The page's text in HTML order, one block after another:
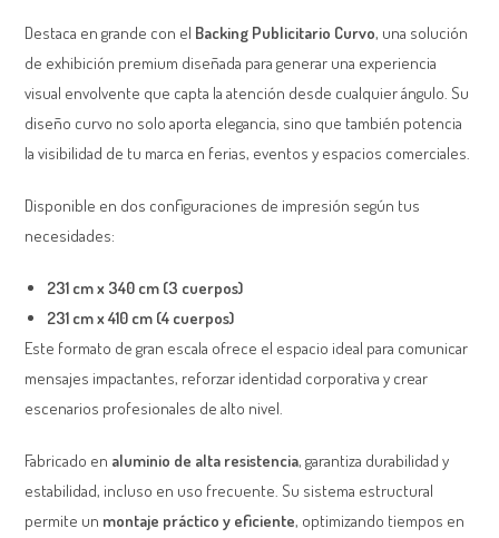
Destaca en grande con el Backing Publicitario Curvo, una solución
de exhibición premium diseñada para generar una experiencia
visual envolvente que capta la atención desde cualquier ángulo. Su
diseño curvo no solo aporta elegancia, sino que también potencia
la visibilidad de tu marca en ferias, eventos y espacios comerciales.
Disponible en dos configuraciones de impresión según tus
necesidades:
231 cm x 340 cm (3 cuerpos)
231 cm x 410 cm (4 cuerpos)
Este formato de gran escala ofrece el espacio ideal para comunicar
mensajes impactantes, reforzar identidad corporativa y crear
escenarios profesionales de alto nivel.
Fabricado en aluminio de alta resistencia, garantiza durabilidad y
estabilidad, incluso en uso frecuente. Su sistema estructural
permite un montaje práctico y eficiente, optimizando tiempos en